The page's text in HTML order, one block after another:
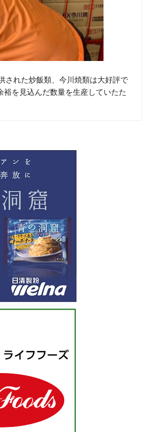
された炒飯類、今川焼類は大好評で
を見込んだ数量を生産していたた